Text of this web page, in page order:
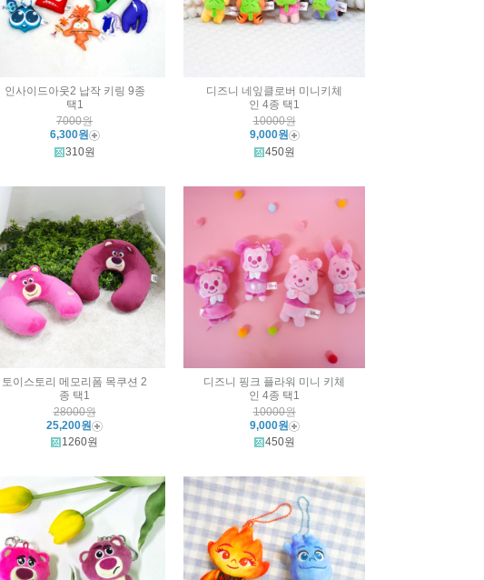
인사이드아웃2 납작 키링 9종
택1
7000원
6,300원
310원
디즈니 네잎클로버 미니키체
인 4종 택1
10000원
9,000원
450원
토이스토리 메모리폼 목쿠션 2
종 택1
28000원
25,200원
1260원
디즈니 핑크 플라워 미니 키체
인 4종 택1
10000원
9,000원
450원